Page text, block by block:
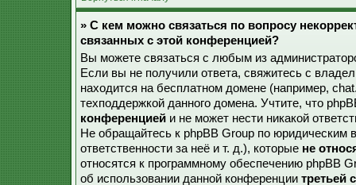
» С кем можно связаться по вопросу
связанных с этой конференцией?
Вы можете связаться с любым из
Если вы не получили ответа, свяжитесь с
находится на бесплатном домене (например,
техподдержкой данного домена. Учтите, что
конференцией и не может нести никакой
Не обращайтесь к phpBB Group по юридическим
ответственности за неё и т. д.), которые не
относятся к программному обеспечению phpBB
об использовании данной конференции третьей